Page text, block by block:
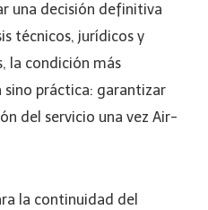
una decisión definitiva
técnicos, jurídicos y
la condición más
práctica: garantizar
del servicio una vez Air-
la continuidad del